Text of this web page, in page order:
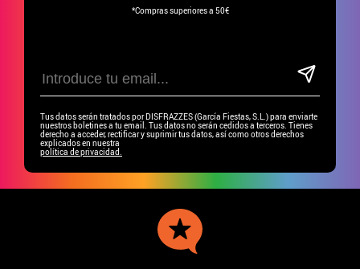
*Compras superiores a 50€
Tus datos serán tratados por DISFRAZZES (García Fiestas, S.L.) para enviarte
nuestros boletines a tu email. Tus datos no serán cedidos a terceros. Tienes
derecho a acceder, rectificar y suprimir tus datos, así como otros derechos
explicados en nuestra
política de privacidad.